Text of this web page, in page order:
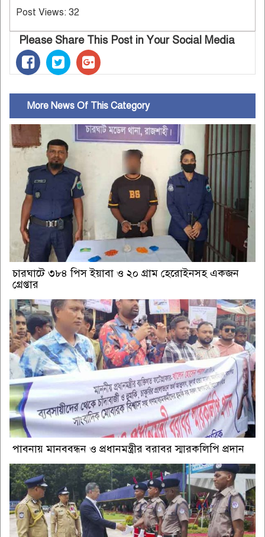
Post Views: 32
Please Share This Post in Your Social Media
More News Of This Category
চারঘাটে ৩৮৪ পিস ইয়াবা ও ২০ গ্রাম হেরোইনসহ একজন
গ্রেপ্তার
পাবনায় মানববন্ধন ও প্রধানমন্ত্রীর বরাবর স্মারকলিপি প্রদান